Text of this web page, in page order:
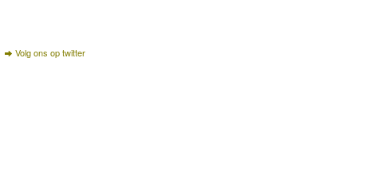
Volg ons op twitter